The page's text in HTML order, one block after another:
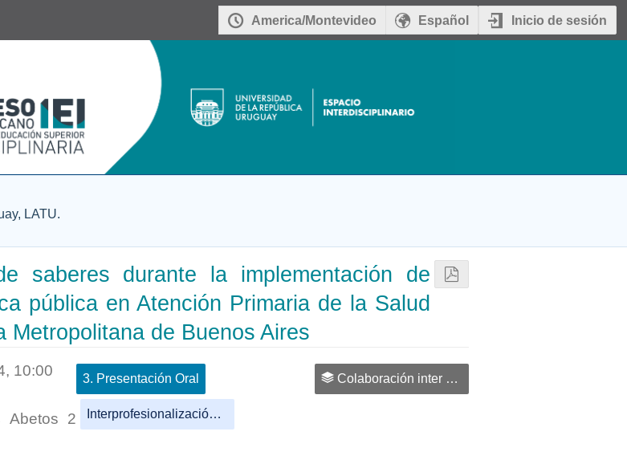
America/Montevideo Español Inicio de sesión
LATU.
saberes durante la implementación de
pública en Atención Primaria de la Salud
Metropolitana de Buenos Aires
10:00
Abetos 2
3. Presentación Oral Colaboración inter y transdisciplinaria para el diseño, implementación y evaluación de políticas públicas
Interprofesionalización de la salud I